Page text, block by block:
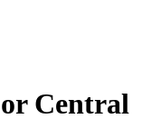
Central